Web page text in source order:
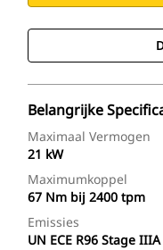
Belangrijke
Maximaal Vermogen
21 kW
Maximumkoppel
67 Nm bij 2400 tpm
Emissies
UN ECE R96 Stage IIIA